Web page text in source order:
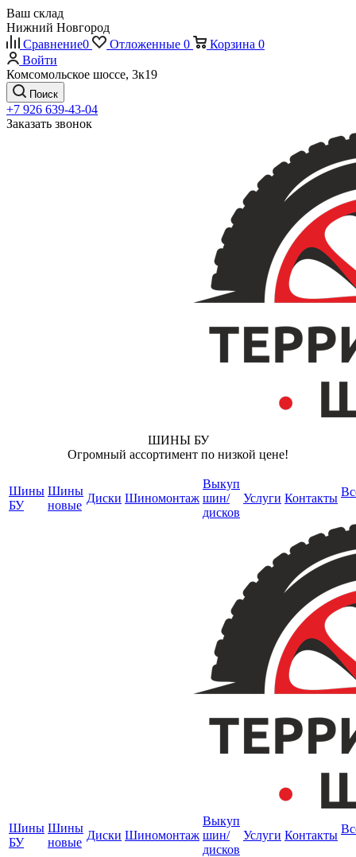
Ваш склад
Нижний Новгород
Сравнение0 Отложенные 0 Корзина 0
Войти
Комсомольское шоссе, 3к19
Поиск
+7 926 639-43-04
Заказать звонок
ШИНЫ БУ
Огромный ассортимент по низкой цене!
Шины
БУ
Шины
новые
Диски Шиномонтаж
Выкуп
шин/
дисков
Услуги Контакты
Шины
БУ
Шины
новые
Диски Шиномонтаж
Выкуп
шин/
дисков
Услуги Контакты